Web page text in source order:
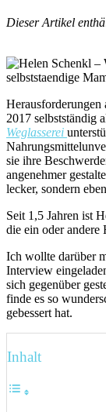
Dieser Artikel
Herausforderungen
2017 selbstständig
Weglasserei
sie ihre
angenehmer
lecker, sondern
Seit 1,5 Jahren ist
die ein oder andere
Ich wollte darüber
Interview
sich gegenüber
finde es so
gebessert hat.
Inhalt